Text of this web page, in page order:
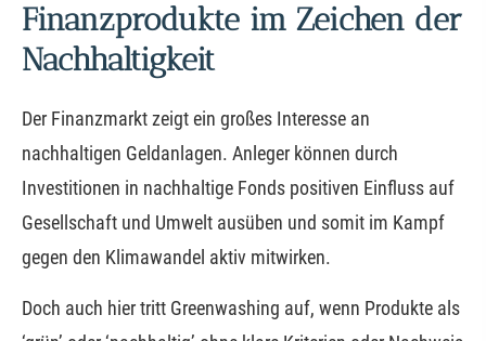
Finanzprodukte im Zeichen der
Nachhaltigkeit
Der Finanzmarkt zeigt ein großes Interesse an
nachhaltigen Geldanlagen. Anleger können durch
Investitionen in nachhaltige Fonds positiven Einfluss auf
Gesellschaft und Umwelt ausüben und somit im Kampf
gegen den Klimawandel aktiv mitwirken.
Doch auch hier tritt Greenwashing auf, wenn Produkte als